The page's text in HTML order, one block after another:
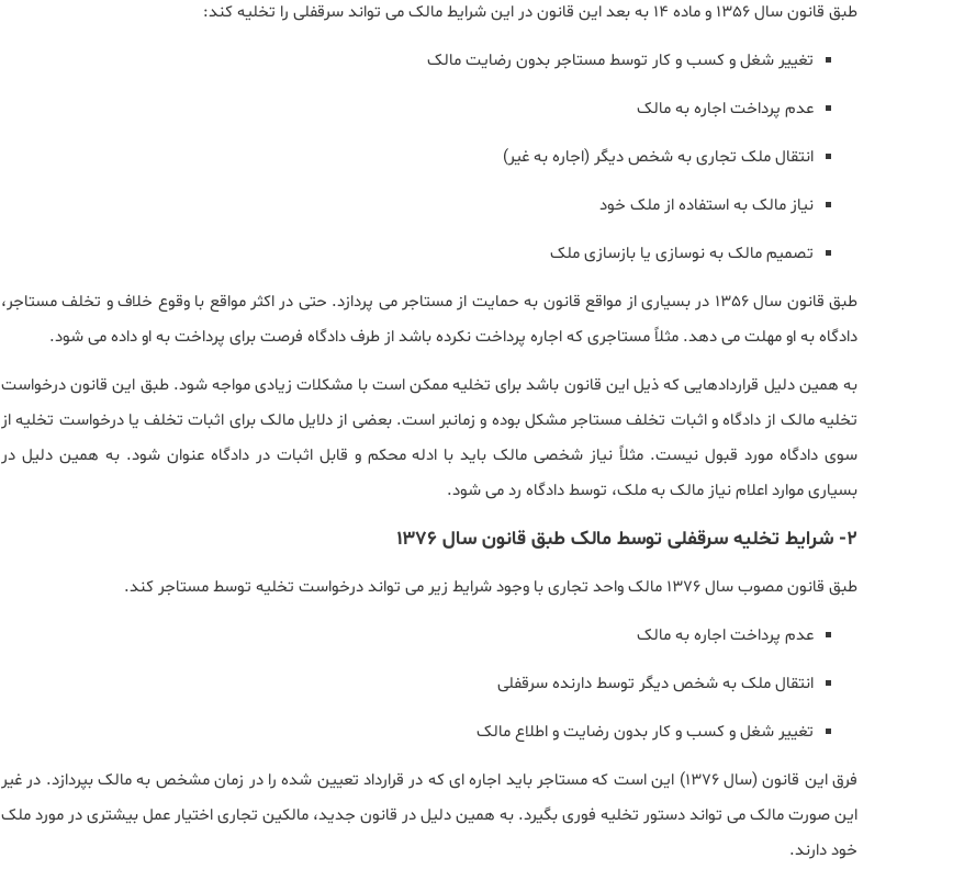
طبق قانون سال 1356 و ماده 14 به بعد این قانون در این شرایط مالک می تواند سرقفلی را تخلیه کند:
تغییر شغل و کسب و کار توسط مستاجر بدون رضایت مالک
عدم پرداخت اجاره به مالک
انتقال ملک تجاری به شخص دیگر (اجاره به غیر)
نیاز مالک به استفاده از ملک خود
تصمیم مالک به نوسازی یا بازسازی ملک
طبق قانون سال 1356 در بسیاری از مواقع قانون به حمایت از مستاجر می پردازد. حتی در اکثر مواقع با وقوع خلاف و تخلف مستاجر،
دادگاه به او مهلت می دهد. مثلاً مستاجری که اجاره پرداخت نکرده باشد از طرف دادگاه فرصت برای پرداخت به او داده می شود.
به همین دلیل قراردادهایی که ذیل این قانون باشد برای تخلیه ممکن است با مشکلات زیادی مواجه شود. طبق این قانون درخواست
تخلیه مالک از دادگاه و اثبات تخلف مستاجر مشکل بوده و زمانبر است. بعضی از دلایل مالک برای اثبات تخلف یا درخواست تخلیه از
سوی دادگاه مورد قبول نیست. مثلاً نیاز شخصی مالک باید با ادله محکم و قابل اثبات در دادگاه عنوان شود. به همین دلیل در
بسیاری موارد اعلام نیاز مالک به ملک، توسط دادگاه رد می شود.
2- شرایط تخلیه سرقفلی توسط مالک طبق قانون سال ۱۳۷۶
طبق قانون مصوب سال 1376 مالک واحد تجاری با وجود شرایط زیر می تواند درخواست تخلیه توسط مستاجر کند.
عدم پرداخت اجاره به مالک
انتقال ملک به شخص دیگر توسط دارنده سرقفلی
تغییر شغل و کسب و کار بدون رضایت و اطلاع مالک
فرق این قانون (سال 1376) این است که مستاجر باید اجاره ای که در قرارداد تعیین شده را در زمان مشخص به مالک بپردازد. در غیر
این صورت مالک می تواند دستور تخلیه فوری بگیرد. به همین دلیل در قانون جدید، مالکین تجاری اختیار عمل بیشتری در مورد ملک
خود دارند.